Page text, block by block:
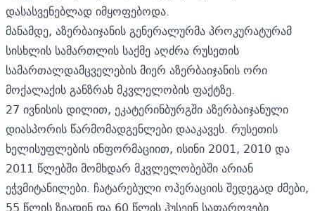
დასასვენებლად იმყოფებოდა.
მანამდე, აზერბაიჯანის გენერალურმა პროკურატურამ
სისხლის სამართლის საქმე აღძრა რუსეთის
სამართალდამცველების მიერ აზერბაიჯანის ორი
მოქალაქის განზრახ მკვლელობის ფაქტზე.
27 ივნისის დილით, ეკატერინბურგში აზერბაიჯანული
დიასპორის წარმომადგენლები დააკავეს. რუსეთის
ხელისუფლების ინფორმაციით, ისინი 2001, 2010 და
2011 წლებში მომხდარ მკვლელობებში არიან
ეჭვმიტანილები. ჩატარებული ოპერაციის შედეგად ძმები,